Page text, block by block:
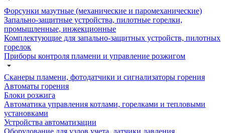
Форсунки мазутные (механические и паромеханические)
Запально-защитные устройства, пилотные горелки,
промышленные, инжекционные
Комплектующие для запально-защитных устройств, пилотных
горелок
Приборы контроля пламени и управление розжигом
Сканеры пламени, фотодатчики и сигнализаторы горения
Автоматы горения
Блоки розжига
Автоматика управления котлами, горелками и тепловыми
установками
Устройства автоматизации
Оборудование для узлов учета, датчики давления